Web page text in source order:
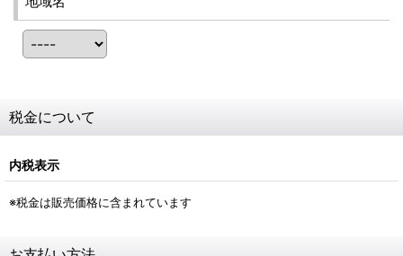
税金について
内税表示
※税金は販売価格に含まれています